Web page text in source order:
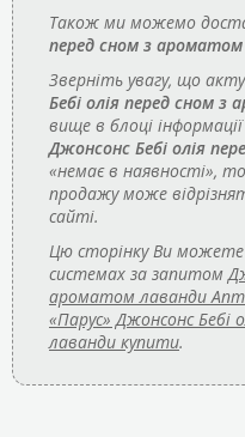
Також ми можемо
перед сном з
Зверніть увагу, що
Бебі олія перед сном
вище в блоці
Джонсонс Бебі олія
«немає в наявності»,
продажу може
сайті.
Цю сторінку Ви
системах за запитом
ароматом лаванди
«Парус» Джонсонс Бебі
лаванди купити.